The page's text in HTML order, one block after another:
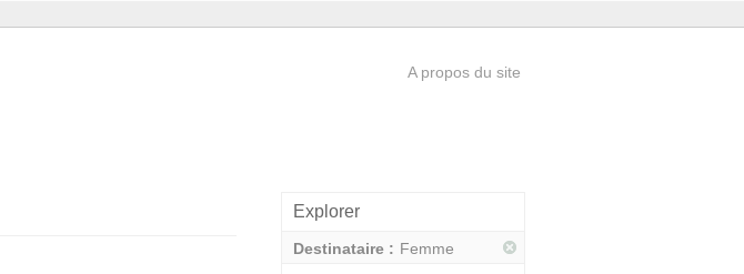
A propos du site
Explorer
Destinataire : Femme